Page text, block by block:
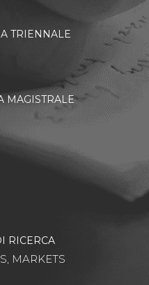
TRIENNALE
MAGISTRALE
RICERCA
MARKETS